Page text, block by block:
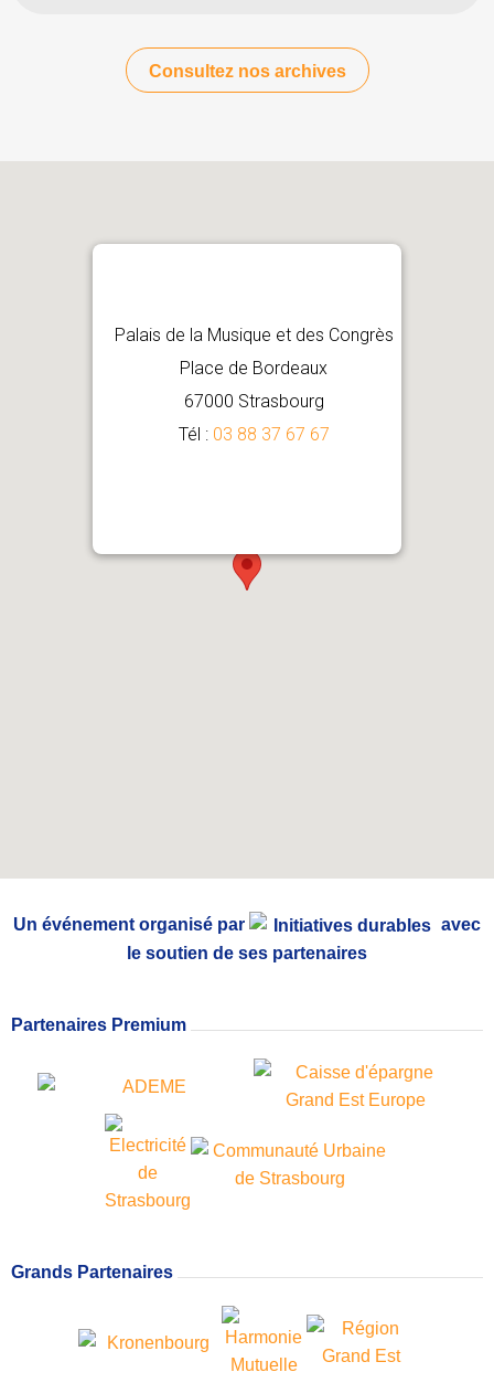
Consultez nos archives
Palais de la Musique et des Congrès
Place de Bordeaux
67000 Strasbourg
Tél : 03 88 37 67 67
Un événement organisé par
avec
le soutien de ses partenaires
Partenaires Premium
Grands Partenaires